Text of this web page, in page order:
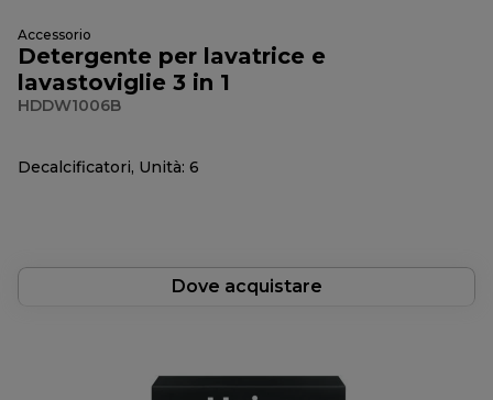
Accessorio
Detergente per lavatrice e
lavastoviglie 3 in 1
HDDW1006B
Decalcificatori, Unità: 6
Dove acquistare